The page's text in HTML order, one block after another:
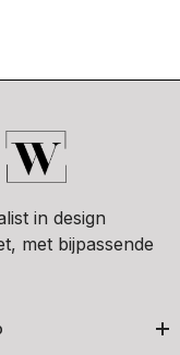
in design
met bijpassende